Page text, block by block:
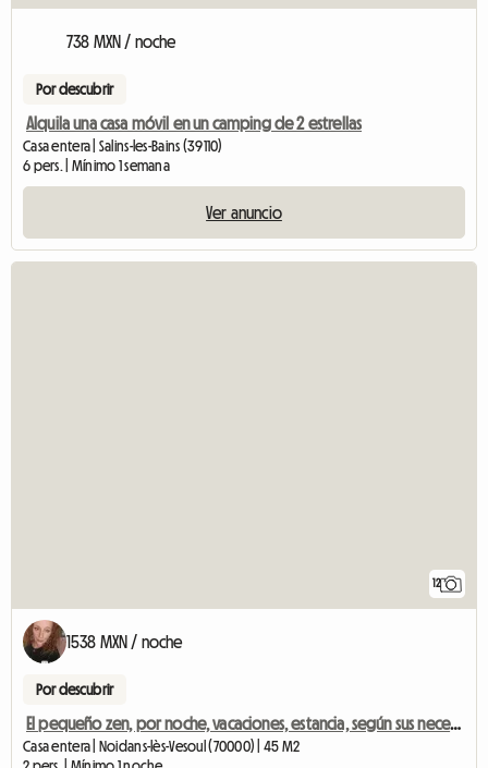
738 MXN / noche
Por descubrir
Alquila una casa móvil en un camping de 2 estrellas
Casa entera | Salins-les-Bains (39110)
6 pers. | Mínimo 1 semana
Ver anuncio
12
1538 MXN / noche
Por descubrir
El pequeño zen, por noche, vacaciones, estancia, según sus necesidades.
Casa entera | Noidans-lès-Vesoul (70000) | 45 M2